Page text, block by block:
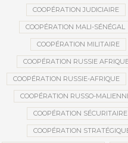
COOPÉRATION JUDICIAIRE
COOPÉRATION MALI-SÉNÉGAL
COOPÉRATION MILITAIRE
COOPÉRATION RUSSIE
COOPÉRATION RUSSIE-AFRIQUE
COOPÉRATION RUSSO-
COOPÉRATION SÉCURITAIRE
COOPÉRATION